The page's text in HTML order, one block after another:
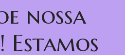
nossa
Estamos